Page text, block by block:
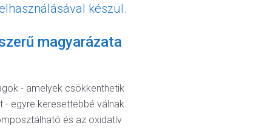
készül.
magyarázata
- amelyek csökkenthetik
egyre keresettebbé válnak.
és az oxidatív